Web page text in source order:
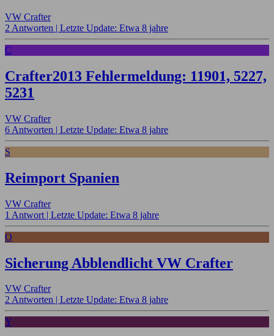
VW Crafter
2 Antworten | Letzte Update: Etwa 8 jahre
C
Crafter2013 Fehlermeldung: 11901, 5227,
5231
VW Crafter
6 Antworten | Letzte Update: Etwa 8 jahre
S
Reimport Spanien
VW Crafter
1 Antwort | Letzte Update: Etwa 8 jahre
O
Sicherung Abblendlicht VW Crafter
VW Crafter
2 Antworten | Letzte Update: Etwa 8 jahre
Y